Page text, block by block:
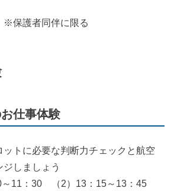
保護者同伴に限る
仕事体験
ットに必要な判断力チェックと航空
しましょう
～11：30 （2）13：15～13：45